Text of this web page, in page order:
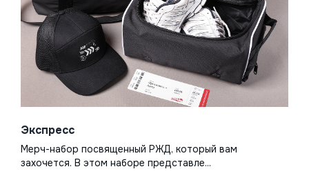
Экспресс
Мерч-набор посвященный РЖД, который вам
захочется. В этом наборе представле...